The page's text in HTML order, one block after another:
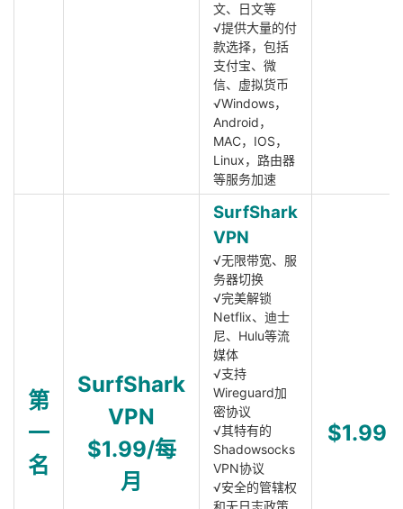
文、日文等
√提供大量的付
款选择，包括
支付宝、微
信、虚拟货币
√Windows，
Android，
MAC，IOS，
Linux，路由器
等服务加速
第
一
名
SurfShark
VPN
$1.99/每
月
SurfShark
VPN
√无限带宽、服
务器切换
√完美解锁
Netflix、迪士
尼、Hulu等流
媒体
√支持
Wireguard加
密协议
√其特有的
Shadowsocks
VPN协议
√安全的管辖权
和无日志政策
$1.99